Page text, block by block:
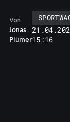
Jonas
Plümer
Von
15:16